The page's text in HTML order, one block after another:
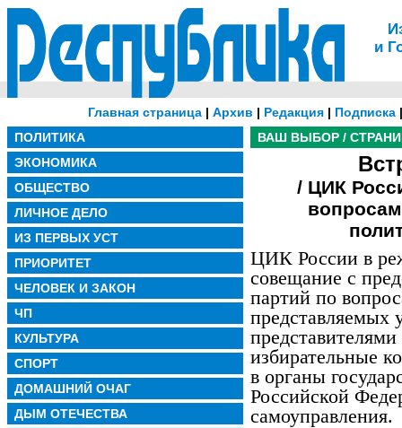
и
Главная страница | Архив | Редакция | Подписка
ПОЛИТИКА
ЭКОНОМИКА
ОБЩЕСТВО
ЛИЧНОЕ ДЕЛО
ИЗ ПЕРВЫХ УСТ
ПРИОРИТЕТ
ЧЕЛОВЕК И ЗАКОН
ЧП
КУЛЬТУРА
СПОРТ
ДОМАШНИЙ ОЧАГ
ДЫМ ОТЕЧЕСТВА
ВАШ ВЫБОР /
/ ЦИК
ЦИК России в
совещание с
партий по
представляемых
избирательные
в органы
Российской
самоуправления.